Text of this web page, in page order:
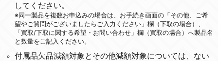
してください。
※同一製品を複数お申込みの場合は、お手続き画面の「その他、ご希
望やご質問がございましたらご入力ください」欄（下取の場合）、
「買取/下取に関する希望・お問い合わせ」欄（買取の場合）へ製品名
と数量をご記入ください。
付属品欠品減額対象とその他減額対象については、ない